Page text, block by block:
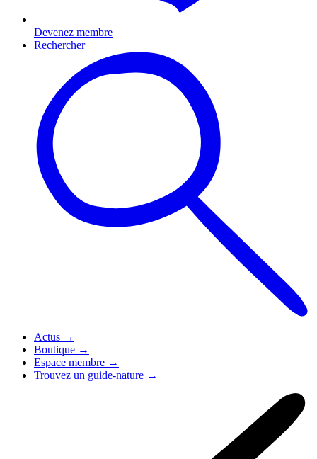
Devenez membre
Rechercher
Actus →
Boutique →
Espace membre →
Trouvez un guide-nature →